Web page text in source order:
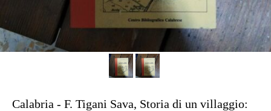
Calabria - F. Tigani Sava, Storia di un villaggio: